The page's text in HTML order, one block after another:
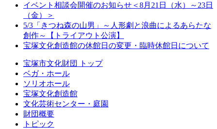
イベント相談会開催のお知らせ＜8月21日（水）～23日
（金）＞
5/3「きつね森の山男」～人形劇と浪曲によるあらたな
創作～【トライアウト公演】
宝塚文化創造館の休館日の変更・臨時休館日について
宝塚市文化財団 トップ
ベガ・ホール
ソリオホール
宝塚文化創造館
文化芸術センター・庭園
財団概要
トピック